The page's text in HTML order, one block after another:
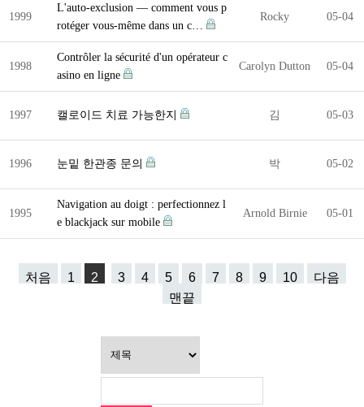
1999
L'auto-exclusion — comment vous p
rotéger vous-même dans un c…
Rocky 05-04
1998
Contrôler la sécurité d'un opérateur c
asino en ligne
Carolyn Dutton 05-04
1997 캘로이드 치료 가능한지 김 05-03
1996 눈밑 한관종 문의 박 05-02
1995
Navigation au doigt : perfectionnez l
e blackjack sur mobile
Arnold Birnie 05-01
처음 1 2 3 4 5 6 7 8 9 10
다음
맨끝